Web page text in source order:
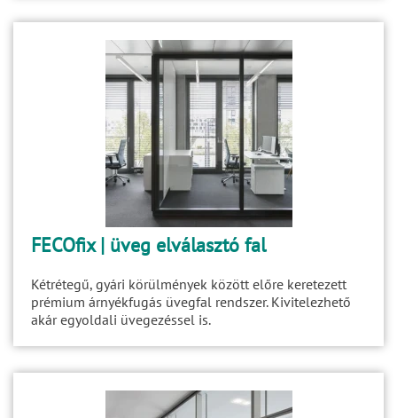
FECOfix | üveg elválasztó fal
Kétrétegű, gyári körülmények között előre keretezett
prémium árnyékfugás üvegfal rendszer. Kivitelezhető
akár egyoldali üvegezéssel is.